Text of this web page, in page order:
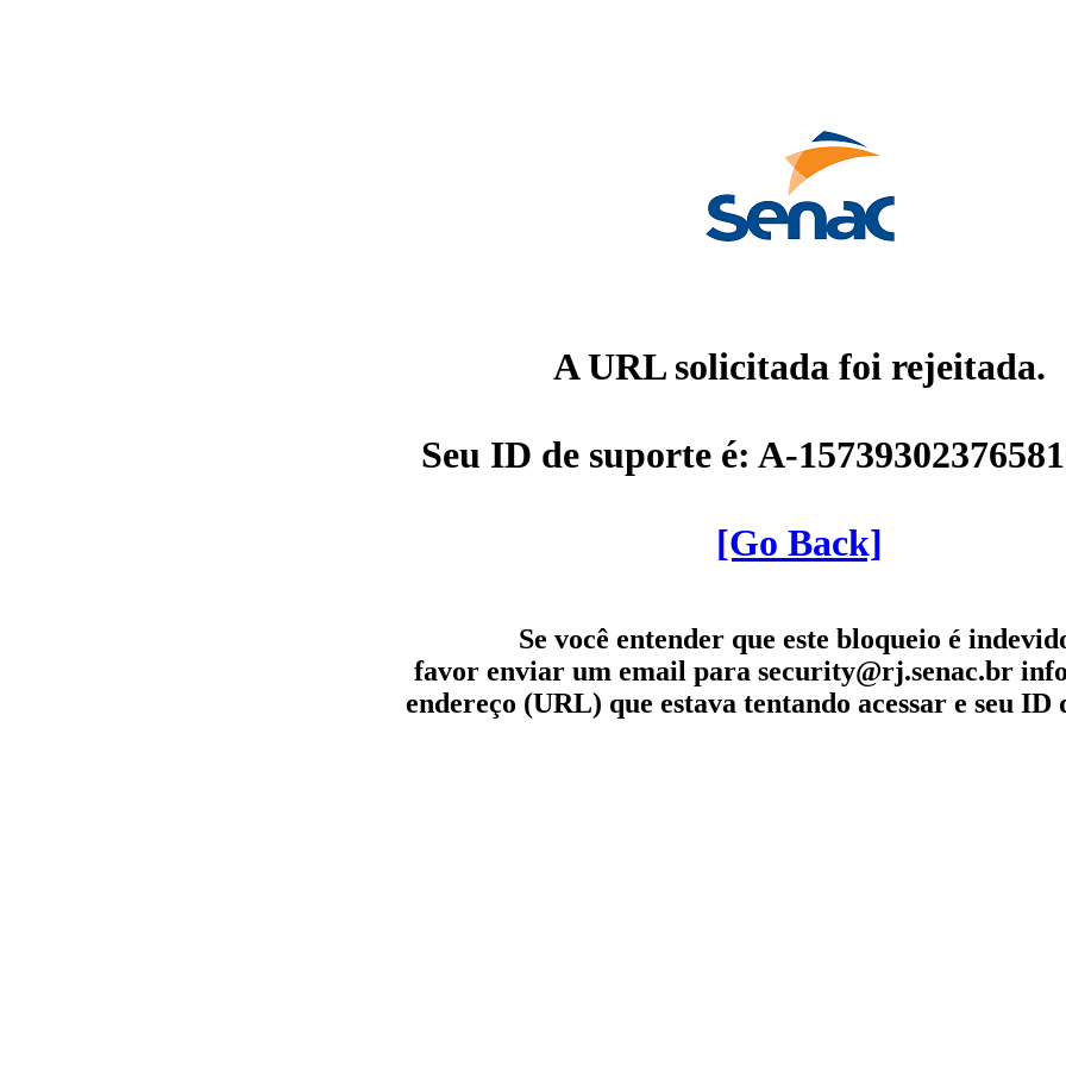
A URL solicitada foi rejeitada.
Seu ID de suporte é: A-
[Go Back]
Se você entender que este bloqueio é
favor enviar um email para security@rj.senac.br
endereço (URL) que estava tentando acessar e seu ID